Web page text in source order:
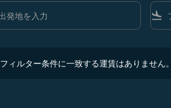
flight_land
フィルター条件に一致する運賃はありません